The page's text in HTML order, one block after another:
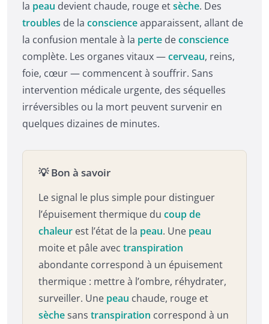
la peau devient chaude, rouge etsèche. Des
troubles de la conscienceapparaissent, allant de
la confusion mentale à la perte deconscience
complète. Les organes vitaux —cerveau, reins,
foie, cœur — commencent à souffrir. Sans
intervention médicale urgente, des séquelles
irréversibles ou la mort peuvent survenir en
quelques dizaines de minutes.
💡 Bon à savoir
Le signal le plus simple pour distinguer
l’épuisement thermique du coup de
chaleur est l’état de la peau. Une peau
moite et pâle avec transpiration
abondante correspond à un épuisement
thermique : mettre à l’ombre, réhydrater,
surveiller. Une peau chaude, rouge et
sèchesans transpiration correspond à un